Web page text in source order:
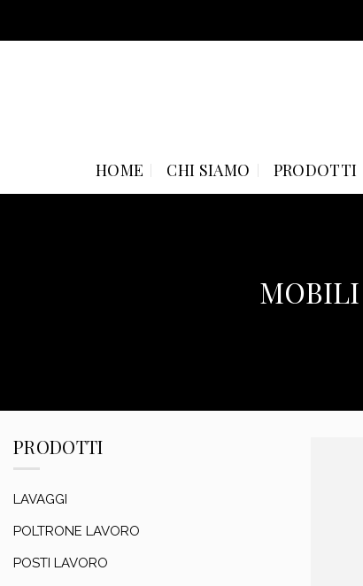
HOME CHI SIAMO PRODOTTI
MOBILI
PRODOTTI
LAVAGGI
POLTRONE LAVORO
POSTI LAVORO